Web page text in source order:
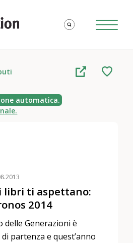
automatica.
libri ti aspettano:
2014
delle Generazioni è
partenza e quest’anno